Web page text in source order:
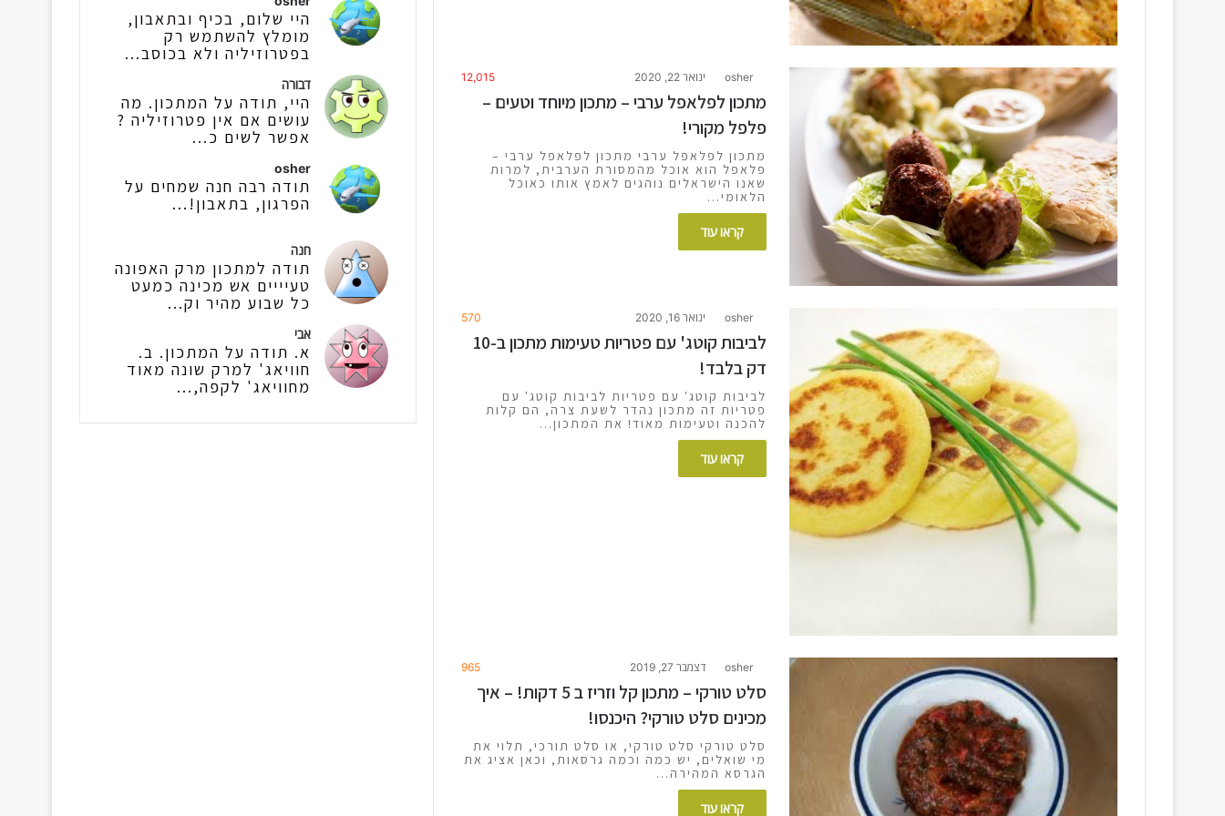
osher ינואר 22, 2020 12,015
מתכון לפלאפל ערבי – מתכון מיוחד וטעים –
פלפל מקורי!
מתכון לפלאפל ערבי מתכון לפלאפל ערבי –
פלאפל הוא אוכל מהמסורת הערבית, למרות
שאנו הישראלים נוהגים לאמץ אותו כאוכל
הלאומי…
קראו עוד
osher ינואר 16, 2020 570
לביבות קוטג' עם פטריות טעימות מתכון ב-10
דק בלבד!
לביבות קוטג' עם פטריות לביבות קוטג' עם
פטריות זה מתכון נהדר לשעת צרה, הם קלות
להכנה וטעימות מאוד! את המתכון…
קראו עוד
osher דצמבר 27, 2019 965
סלט טורקי – מתכון קל וזריז ב 5 דקות! – איך
מכינים סלט טורקי? היכנסו!
סלט טורקי סלט טורקי, או סלט תורכי, תלוי את
מי שואלים, יש כמה וכמה גרסאות, וכאן אציג את
הגרסא המהירה…
קראו עוד
היי שלום, בכיף ובתאבון,
מומלץ להשתמש רק
בפטרוזיליה ולא בכוסב...
דבורה
היי, תודה על המתכון. מה
עושים אם אין פטרוזיליה ?
אפשר לשים כ...
osher
תודה רבה חנה שמחים על
הפרגון, בתאבון!...
חנה
תודה למתכון מרק האפונה
טעיייים אש מכינה כמעט
כל שבוע מהיר וק...
אבי
א. תודה על המתכון. ב.
חוויאג' למרק שונה מאוד
מחוויאג' לקפה,...